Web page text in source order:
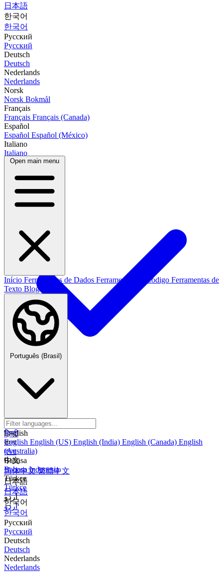
日本語
한국어
한국어
Русский
Русский
Deutsch
Deutsch
Nederlands
Nederlands
Norsk
Norsk Bokmål
Français
Français Français (Canada)
Español
Español Español (México)
Italiano
Italiano
Português
Português (Brasil)
العربية
हिन्दी
हिन्दी
বাংলা
বাংলা
Bahasa
Bahasa Indonesia
Türkçe
Türkçe
اردو
اردو
Open main menu
Início Ferramentas de Dados Ferramentas de Codigo Ferramentas de
Texto Blog
Português (Brasil)
English
English English (US) English (India) English (Canada) English
(Australia)
中文
简体中文繁體中文
日本語
日本語
한국어
한국어
Русский
Русский
Deutsch
Deutsch
Nederlands
Nederlands